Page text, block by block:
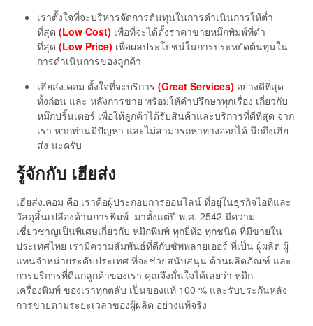
เราตั้งใจที่จะบริหารจัดการต้นทุนในการดำเนินการให้ต่ำ
ที่สุด (Low Cost) เพื่อที่จะได้ตั้งราคาขายหมึกพิมพ์ที่ต่ำ
ที่สุด (Low Price) เพื่อผลประโยชน์ในการประหยัดต้นทุนใน
การดำเนินการของลูกค้า
เฮียส่ง.คอม ตั้งใจที่จะบริการ (Great Services) อย่างดีที่สุด
ทั้งก่อน และ หลังการขาย พร้อมให้คำปรึกษาทุกเรื่อง เกี่ยวกับ
หมึกปริ้นเตอร์ เพื่อให้ลูกค้าได้รับสินค้าและบริการที่ดีที่สุด จาก
เรา หากท่านมีปัญหา และไม่สามารถหาทางออกได้ นึกถึงเฮีย
ส่ง นะครับ
รู้จักกับ เฮียส่ง
เฮียส่ง.คอม คือ เราคือผู้ประกอบการออนไลน์ ที่อยู่ในธุรกิจไอทีและ
วัสดุสิ้นเปลืองด้านการพิมพ์ มาตั้งแต่ปี พ.ศ. 2542 มีความ
เชี่ยวชาญเป็นพิเศษเกี่ยวกับ หมึกพิมพ์ ทุกยี่ห้อ ทุกชนิด ที่มีขายใน
ประเทศไทย เรามีความสัมพันธ์ที่ดีกับซัพพลายเออร์ ที่เป็น ผู้ผลิต ผู้
แทนจำหน่ายระดับประเทศ ที่จะช่วยสนับสนุน ด้านผลิตภัณฑ์ และ
การบริการที่ดีแก่ลูกค้าของเรา คุณจึงมั่นใจได้เลยว่า หมึก
เครื่องพิมพ์ ของเราทุกตลับ เป็นของแท้ 100 % และรับประกันหลัง
การขายตามระยะเวลาของผู้ผลิต อย่างแท้จริง